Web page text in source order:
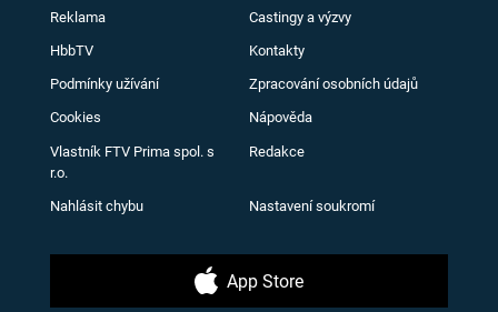
Reklama Castingy a výzvy
HbbTV Kontakty
Podmínky užívání Zpracování osobních údajů
Cookies Nápověda
Vlastník FTV Prima spol. s
r.o.
Redakce
Nahlásit chybu Nastavení soukromí
App Store